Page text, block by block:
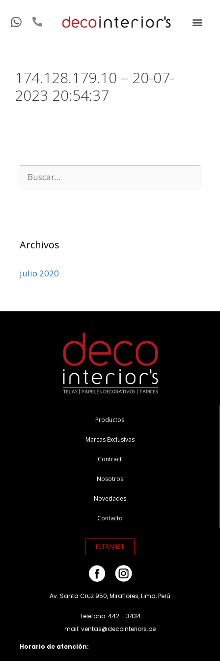
174.128.179.10 – 20-07-
2023 20:54:37
Archivos
julio 2020
Productos
Marcas Exclusivas
Contract
Nosotros
Novedades
Contacto
INTRANET
Av. Santa Cruz 950, Miraflores, Lima, Perú
Teléfono: 442 – 3434
mail: ventas@decointeriors.pe
Horario de atención: